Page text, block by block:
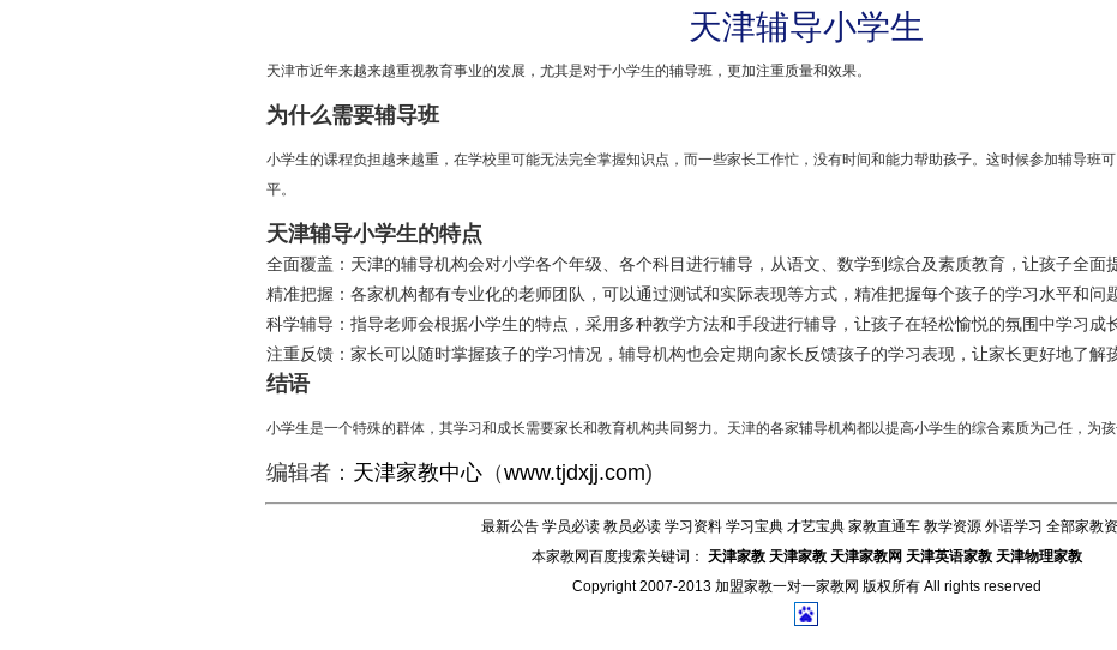
天津辅导小学生
天津市近年来越来越重视教育事业的发展，尤其是对于小学生的辅导班，更加注重质量和效果。
为什么需要辅导班
小学生的课程负担越来越重，在学校里可能无法完全掌握知识点，而一些家长工作忙，没有时间和能力帮助孩子。这时候参加辅导班
平。
天津辅导小学生的特点
全面覆盖：天津的辅导机构会对小学各个年级、各个科目进行辅导，从语文、数学到综合及素质教育，让孩子全面
精准把握：各家机构都有专业化的老师团队，可以通过测试和实际表现等方式，精准把握每个孩子的学习水平和问
科学辅导：指导老师会根据小学生的特点，采用多种教学方法和手段进行辅导，让孩子在轻松愉悦的氛围中学习成长
注重反馈：家长可以随时掌握孩子的学习情况，辅导机构也会定期向家长反馈孩子的学习表现，让家长更好地了解
结语
小学生是一个特殊的群体，其学习和成长需要家长和教育机构共同努力。天津的各家辅导机构都以提高小学生的综合素质为己任，为孩
编辑者： 天津家教中心 （www.tjdxjj.com)
最新公告 学员必读 教员必读 学习资料 学习宝典 才艺宝典 家教直通车 教学资源 外语学习 全部家教
本家教网百度搜索关键词：
天津家教 天津家教 天津家教网 天津英语家教 天津物理家教
Copyright 2007-2013 加盟家教一对一家教网 版权所有 All rights reserved